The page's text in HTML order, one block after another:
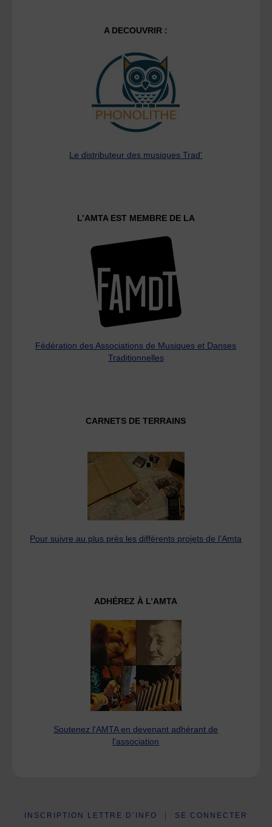
A DECOUVRIR :
Le distributeur des musiques Trad'
L’AMTA EST MEMBRE DE LA
Fédération des Associations de Musiques et Danses
Traditionnelles
CARNETS DE TERRAINS
Pour suivre au plus près les différents projets de l’Amta
ADHÉREZ À L’AMTA
Soutenez l'AMTA en devenant adhérant de
l'association
INSCRIPTION LETTRE D’INFO SE CONNECTER